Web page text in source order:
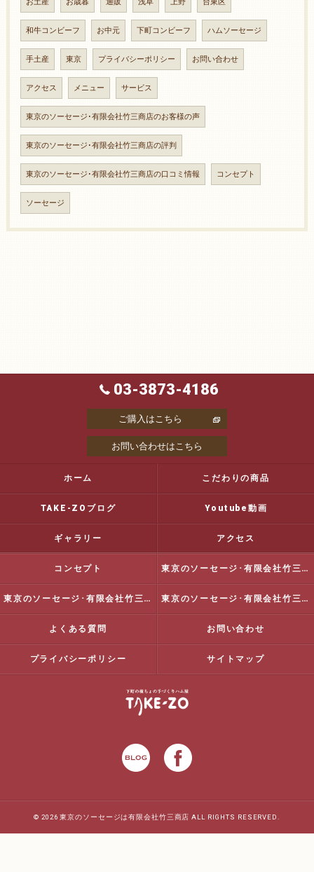
和牛コンビーフ お中元 下町コンビーフ ハムソーセージ
手土産 東京 プライバシーポリシー お問い合わせ
アクセス メニュー サービス
東京のソーセージ･有限会社竹三商店のお客様の声
東京のソーセージ･有限会社竹三商店の評判
東京のソーセージ･有限会社竹三商店の口コミ情報 コンセプト
ソーセージ
03-3873-4186
お問い合わせはこちら
ご購入はこちら
ホーム こだわりの商品
TAKE-ZOブログ Youtube動画
ギャラリー アクセス
コンセプト 東京のソーセージ･有限会社竹三商店の口コミ情報
東京のソーセージ･有限会社竹三商店の評判 東京のソーセージ･有限会社竹三商店のお客様の声
よくある質問 お問い合わせ
プライバシーポリシー サイトマップ
© 2026 東京のソーセージは有限会社竹三商店 ALL RIGHTS RESERVED.